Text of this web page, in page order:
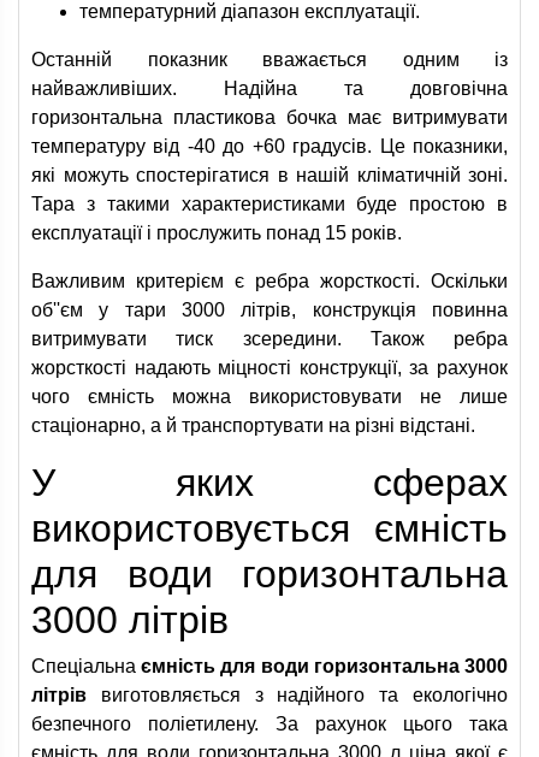
температурний діапазон експлуатації.
Останній показник вважається одним із
найважливіших. Надійна та довговічна
горизонтальна пластикова бочка має витримувати
температуру від -40 до +60 градусів. Це показники,
які можуть спостерігатися в нашій кліматичній зоні.
Тара з такими характеристиками буде простою в
експлуатації і прослужить понад 15 років.
Важливим критерієм є ребра жорсткості. Оскільки
об''єм у тари 3000 літрів, конструкція повинна
витримувати тиск зсередини. Також ребра
жорсткості надають міцності конструкції, за рахунок
чого ємність можна використовувати не лише
стаціонарно, а й транспортувати на різні відстані.
У яких сферах
використовується ємність
для води горизонтальна
3000 літрів
Спеціальнаємність для води горизонтальна 3000
літрів виготовляється з надійного та екологічно
безпечного поліетилену. За рахунок цього така
ємність для води горизонтальна 3000 л ціна якої є